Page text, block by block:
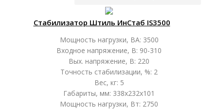
Стабилизатор Штиль ИнСтаб IS3500
Мощность нагрузки, ВА: 3500
Входное напряжение, В: 90-310
Вых. напряжение, В: 220
Точность стабилизации, %: 2
Вес, кг: 5
Габариты, мм: 338х232х101
Мощность нагрузки, Вт: 2750